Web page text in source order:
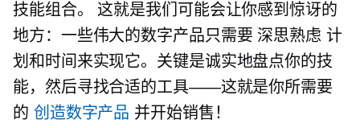
技能组合。
这就是我们可能会让你感到惊讶的
地方：一些伟大的数字产品只需要 深思熟虑 计
划和时间来实现它。关键是诚实地盘点你的技
能，然后寻找合适的工具——这就是你所需要
的 创造数字产品 并开始销售！